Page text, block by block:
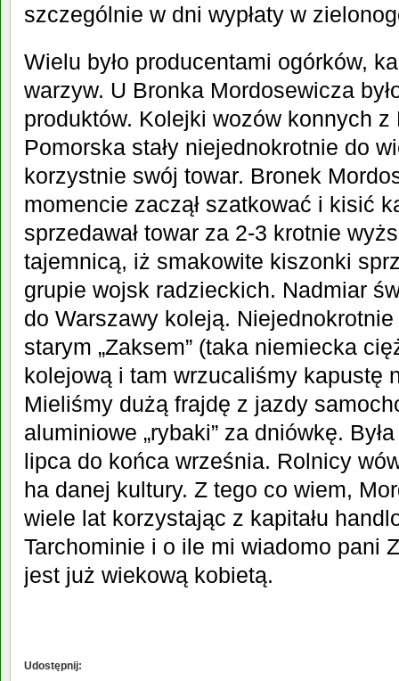
szczególnie w dni wypłaty w
Wielu było producentami ogórków,
warzyw. U Bronka Mordosewicza
produktów. Kolejki wozów konnych z
Pomorska stały niejednokrotnie do
korzystnie swój towar. Bronek
momencie zaczął szatkować i kisić
sprzedawał towar za 2-3 krotnie
tajemnicą, iż smakowite kiszonki
grupie wojsk radzieckich. Nadmiar
do Warszawy koleją.
starym „Zaksem” (taka niemiecka
kolejową i tam wrzucaliśmy kapustę
Mieliśmy dużą frajdę z jazdy
aluminiowe „rybaki” za dniówkę.
lipca do końca września. Rolnicy
ha danej kultury. Z tego co wiem,
wiele lat korzystając z kapitału
Tarchominie i o ile mi wiadomo pani
jest już wiekową kobietą.
Udostępnij: